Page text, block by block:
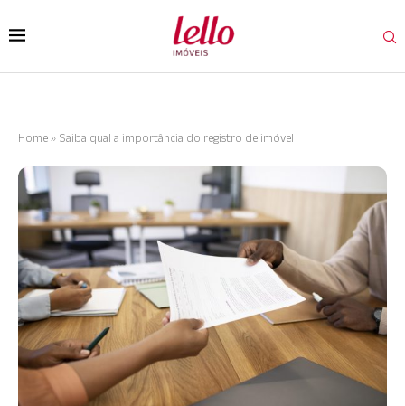
Home » Saiba qual a importância do registro de imóvel